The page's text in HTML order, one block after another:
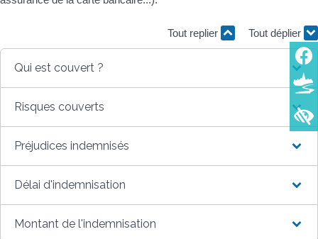
Tout replier Tout déplier
Qui est couvert ?
Risques couverts
Préjudices indemnisés
Délai d'indemnisation
Montant de l'indemnisation